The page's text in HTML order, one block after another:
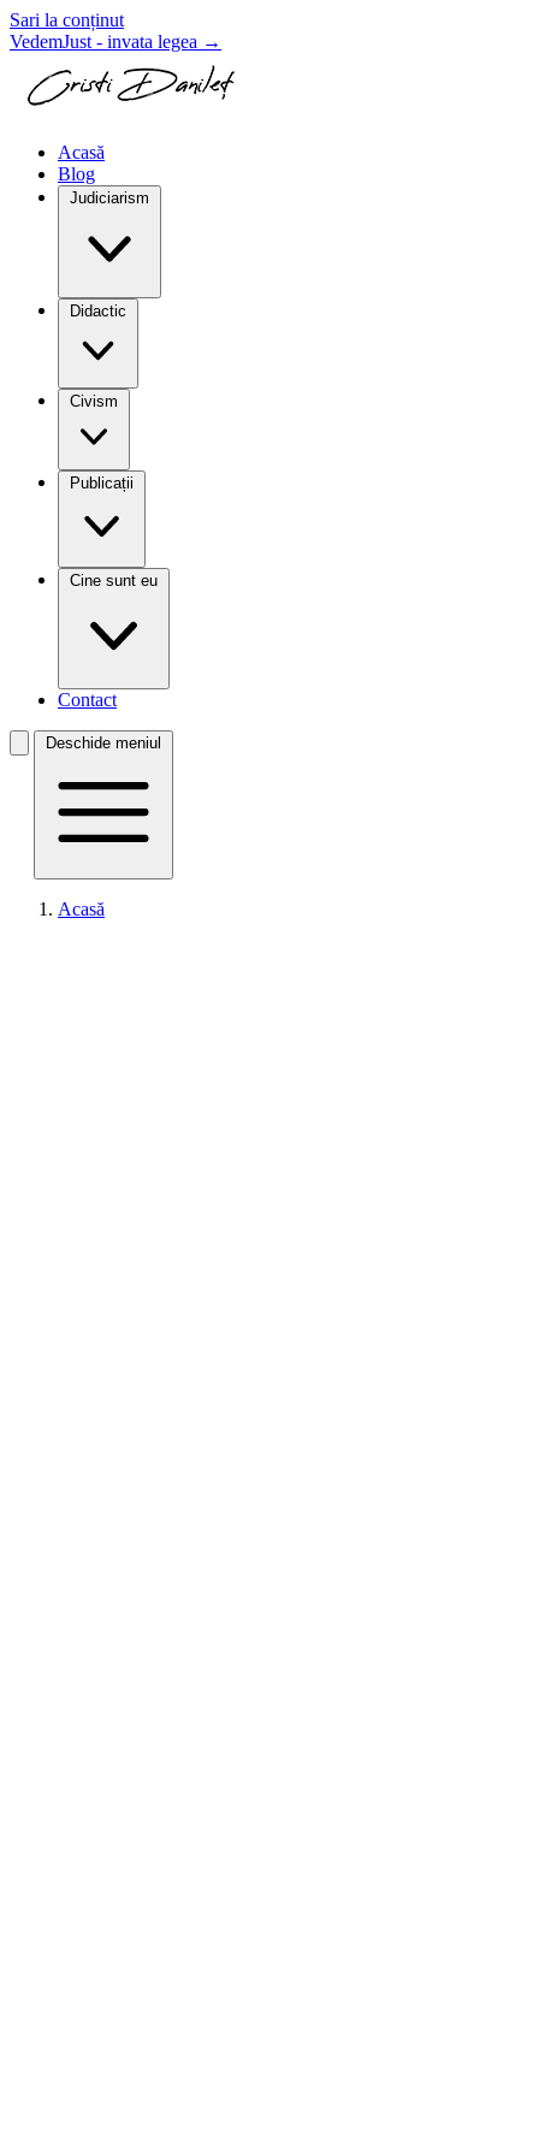
Sari la conținut
VedemJust - invata legea →
Acasă
Blog
Judiciarism
Didactic
Civism
Publicații
Cine sunt eu
Contact
Deschide meniul
Acasă